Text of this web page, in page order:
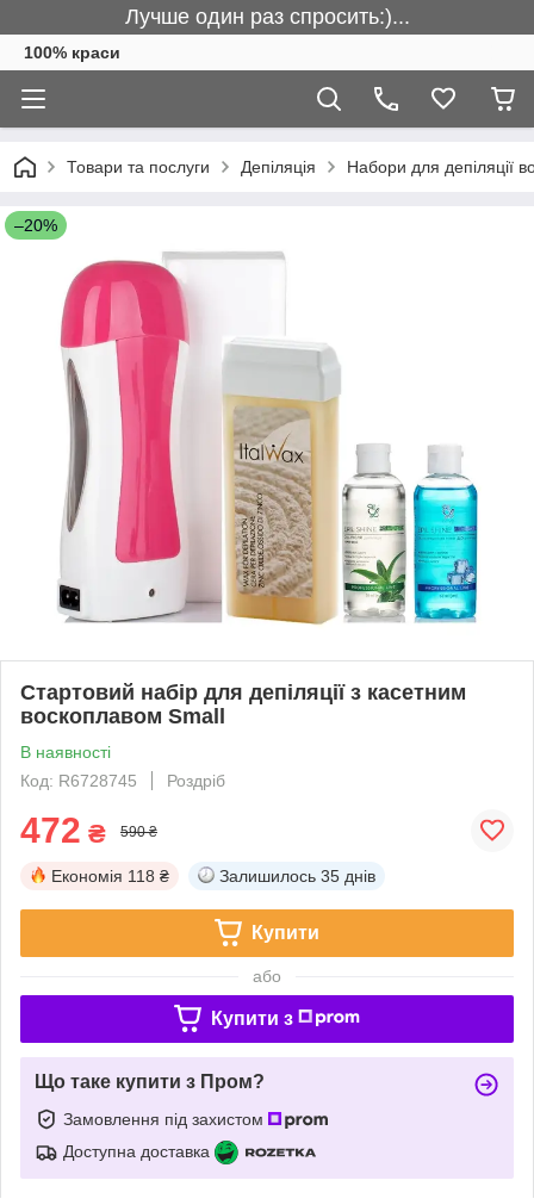
Лучше один раз спросить:)...
100% краси
Товари та послуги Депіляція Набори для депіляції
–20%
Стартовий набір для депіляції з касетним
воскоплавом Small
В наявності
Код: R6728745
Роздріб
472 ₴ 590 ₴
Економія 118 ₴ Залишилось 35 днів
Купити
або
Купити з
Що таке купити з Пром?
Замовлення під захистом
Доступна доставка